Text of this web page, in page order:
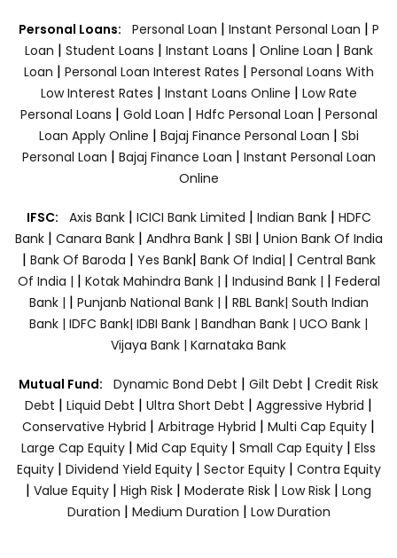
Personal Loans: Personal Loan | Instant Personal Loan | P
Loan | Student Loans | Instant Loans | Online Loan | Bank
Loan | Personal Loan Interest Rates | Personal Loans With
Low Interest Rates | Instant Loans Online | Low Rate
Personal Loans | Gold Loan | Hdfc Personal Loan | Personal
Loan Apply Online | Bajaj Finance Personal Loan | Sbi
Personal Loan | Bajaj Finance Loan | Instant Personal Loan
Online
IFSC: Axis Bank | ICICI Bank Limited | Indian Bank | HDFC
Bank| Canara Bank | Andhra Bank| SBI | Union Bank Of India
| Bank Of Baroda | Yes Bank| Bank Of India| | Central Bank
Of India | | Kotak Mahindra Bank | | Indusind Bank | | Federal
Bank | | Punjanb National Bank | | RBL Bank| South Indian
Bank | IDFC Bank| IDBI Bank | Bandhan Bank | UCO Bank |
Vijaya Bank | Karnataka Bank
Mutual Fund: Dynamic Bond Debt | Gilt Debt | Credit Risk
Debt | Liquid Debt | Ultra Short Debt | Aggressive Hybrid |
Conservative Hybrid | Arbitrage Hybrid | Multi Cap Equity |
Large Cap Equity | Mid Cap Equity | Small Cap Equity | Elss
Equity| Dividend Yield Equity| Sector Equity | Contra Equity
| Value Equity | High Risk | Moderate Risk | Low Risk | Long
Duration | Medium Duration | Low Duration